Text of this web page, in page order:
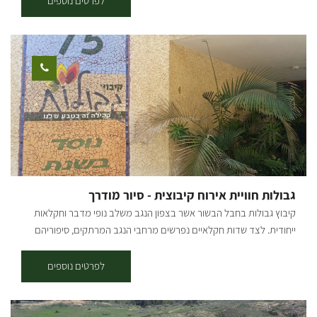
נבקר בחממת הייטק עם הדברה ביולוגית ונטעם מהפרי. מרוץ יוני דואר -
בעקבות סיפרו של מאיר שלו -"יונה ונער" נשמע על הסיפור המשפחתי
המסופר בספר- ונשלח יוני דואר. משק תבלינים - נבקר בחממה של
תבלינים שונים , תבלינים ירוקים מתבלים לא רק מאכלים לא גם סיפורים
ואגדות נמולל נריח ונטעם עשרות סוגי תבלינים פרחים אכילים וצמחי
מרפא. שדה גזר צבעוני - נאסוף גזר בשלל צבעים ואף ניקח אחדים הביתה.
גבולות חוויית אירוח קיבוצית - סיור מודרך
קיבוץ גבולות בחבל הבשור אשר בצפון הנגב משלב נופי מדבר וחקלאות
ייחודית. לצד שדות חקלאיים נפרשים מרחבי הנגב המרתקים, סיפוריהם
בנגב מבטיח לכם חופשה המשלבת נגיעה קיבוצית עם היסטוריה מפוארת
ושקט ורוגע ללא הפסקה. סיור בקיבוץ סיור מודרך בעקבות סיפורו של קיבוץ
גבולות מאז ועד היום דרך יצירות פסיפס מקומיות. מימי המעבר ממצפה
לפרטים נוספים